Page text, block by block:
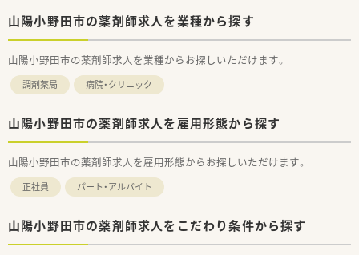
■「子育てサポート企業」の証として「くるみんマーク」認定を取
得日数1人あたり11日、月1回ノー残業デーを設けております。
■福利厚生の一環としてOTC社員割引制度を設けております。
■日本外来小児科学会や日本薬剤師会学術大会など参加実績も
ーカー等）・医療安全対策研修（会社全体または店舗で実施）健康
フェア（春と秋に開催）なども行っております。
回、全店舗が集まって社内イベントを開催しています。
＜こんな方にもおすすめ＞
■プライベートとメリハリをつけて勤務したい方
山陽小野田市の薬剤師求人を業種から探す
山陽小野田市の薬剤師求人を業種からお探しいただけます。
調剤薬局 病院・クリニック
山陽小野田市の薬剤師求人を雇用形態から探す
山陽小野田市の薬剤師求人を雇用形態からお探しいただけます。
正社員 パート・アルバイト
山陽小野田市の薬剤師求人をこだわり条件から探す